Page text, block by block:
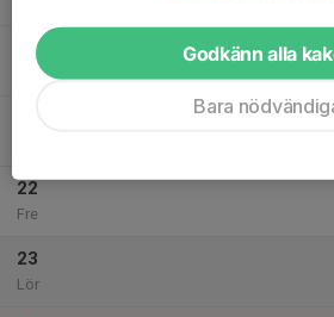
20
Ons
MTB-träning
22
Fre
23
Lör
Godkänn alla
Bara